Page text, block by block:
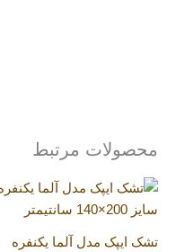
محصولات مرتبط
تشک ایپک مدل آلما یکنفره